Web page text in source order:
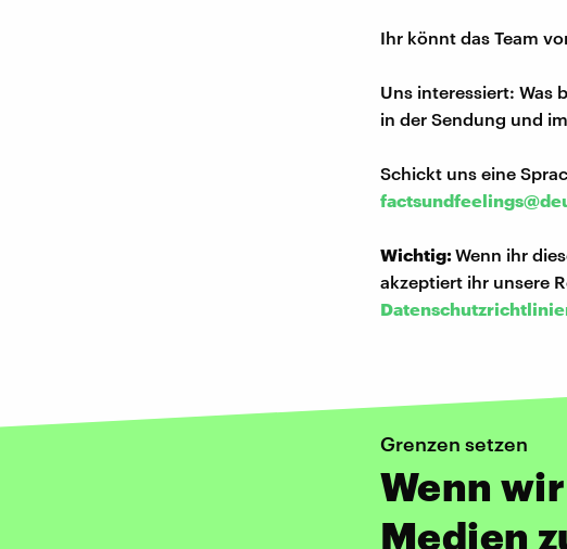
Ihr könnt das Team
Uns interessiert: Was
in der Sendung und
Schickt uns eine
Wichtig:Wenn ihr
akzeptiert ihr unsere
Grenzen setzen
Wenn
Medien